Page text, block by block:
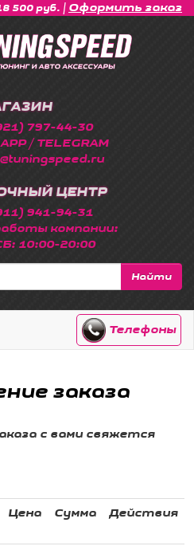
500 руб. | Оформить заказ
797-44-30
/ TELEGRAM
ЦЕНТР
941-94-31
компании:
10:00-20:00
Найти
Телефоны
заказа
с вами свяжется
Цена Сумма Действия